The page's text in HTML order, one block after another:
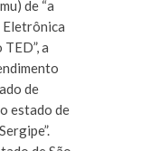
de “a
Eletrônica
a
de
estado de